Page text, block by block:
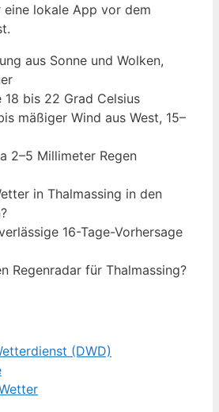
eine lokale App vor dem
aus Sonne und Wolken,
18 bis 22 Grad Celsius
mäßiger Wind aus West, 15–
2–5 Millimeter Regen
in Thalmassing in den
16-Tage-Vorhersage
Regenradar für Thalmassing?
(DWD)